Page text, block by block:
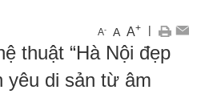
A- A A+ |
thuật “Hà Nội đẹp
yêu di sản từ âm